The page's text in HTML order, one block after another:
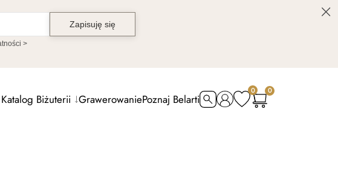
Katalog Biżuterii GrawerowaniePoznaj Belarti
0 0